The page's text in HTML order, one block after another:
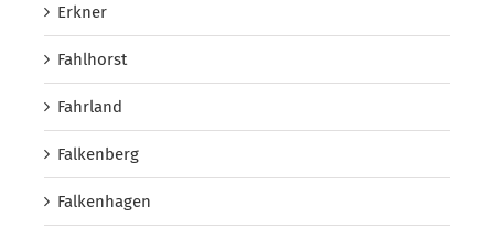
Erkner
Fahlhorst
Fahrland
Falkenberg
Falkenhagen